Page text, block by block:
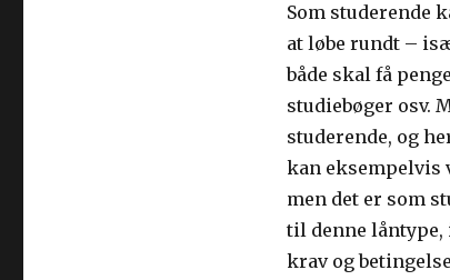
Som studerende
at løbe rundt –
både skal få
studiebøger osv.
studerende, og
kan eksempelvis
men det er som
til denne låntype,
krav og